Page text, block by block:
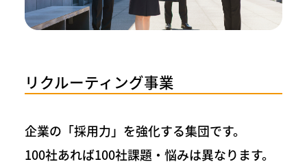
リクルーティング事業
企業の「採用力」を強化する集団です。
100社あれば100社課題・悩みは異なります。